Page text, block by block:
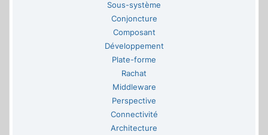
Sous-système
Conjoncture
Composant
Développement
Plate-forme
Rachat
Middleware
Perspective
Connectivité
Architecture